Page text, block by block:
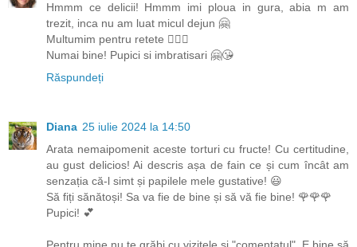
Hmmm ce delicii! Hmmm imi ploua in gura, abia m am
trezit, inca nu am luat micul dejun 🤗
Multumim pentru retete 👍🏻💞
Numai bine! Pupici si imbratisari 🤗😘
Răspundeți
Diana 25 iulie 2024 la 14:50
Arata nemaipomenit aceste torturi cu fructe! Cu certitudine,
au gust delicios! Ai descris așa de fain ce și cum încât am
senzația că-l simt și papilele mele gustative! 😃
Să fiți sănătoși! Sa va fie de bine și să vă fie bine! 🌹🌹🌹
Pupici! 💕